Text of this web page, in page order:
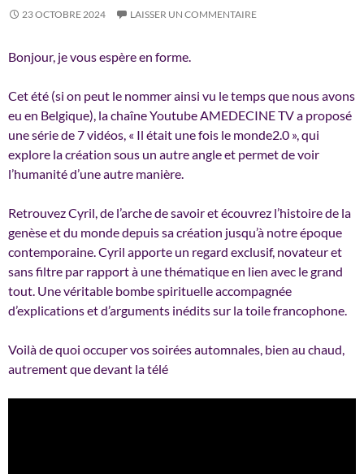
23 OCTOBRE 2024 LAISSER UN COMMENTAIRE
Bonjour, je vous espère en forme.
Cet été (si on peut le nommer ainsi vu le temps que nous avons
eu en Belgique), la chaîne Youtube AMEDECINE TV a proposé
une série de 7 vidéos, « Il était une fois le monde2.0 », qui
explore la création sous un autre angle et permet de voir
l’humanité d’une autre manière.
Retrouvez Cyril, de l’arche de savoir et écouvrez l’histoire de la
genèse et du monde depuis sa création jusqu’à notre époque
contemporaine. Cyril apporte un regard exclusif, novateur et
sans filtre par rapport à une thématique en lien avec le grand
tout. Une véritable bombe spirituelle accompagnée
d’explications et d’arguments inédits sur la toile francophone.
Voilà de quoi occuper vos soirées automnales, bien au chaud,
autrement que devant la télé